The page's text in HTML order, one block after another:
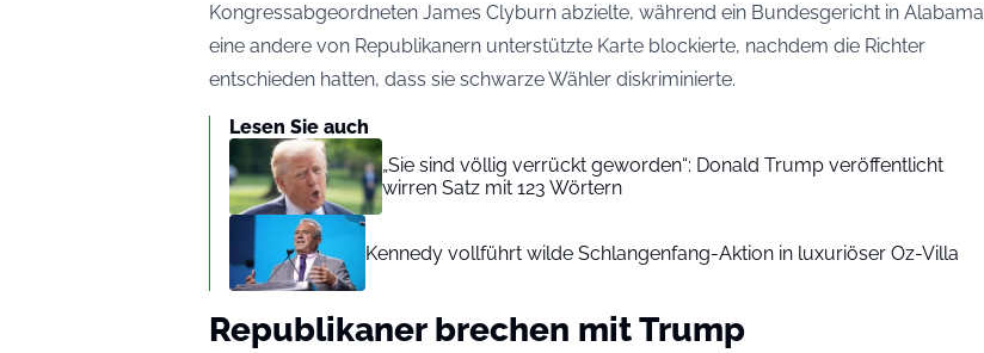
Kongressabgeordneten James Clyburn abzielte, während ein Bundesgericht in Alabama
eine andere von Republikanern unterstützte Karte blockierte, nachdem die Richter
entschieden hatten, dass sie schwarze Wähler diskriminierte.
Lesen Sie auch
„Sie sind völlig verrückt geworden“: Donald Trump veröffentlicht
wirren Satz mit 123 Wörtern
Kennedy vollführt wilde Schlangenfang-Aktion in luxuriöser Oz-Villa
Republikaner brechen mit Trump